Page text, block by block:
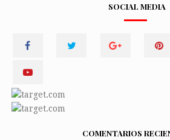
SOCIAL MEDIA
COMENTARIOS